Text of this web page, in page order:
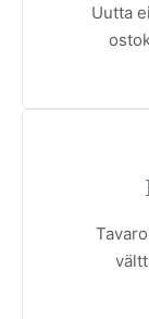
Uutta